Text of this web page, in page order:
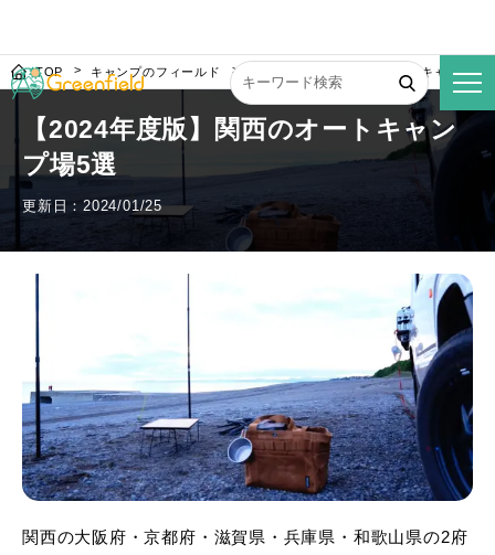
TOP キャンプのフィールド 【2024年度版】関西のオートキャンプ場
【2024年度版】関西のオートキャン
プ場5選
更新日：2024/01/25
関西の大阪府・京都府・滋賀県・兵庫県・和歌山県の2府